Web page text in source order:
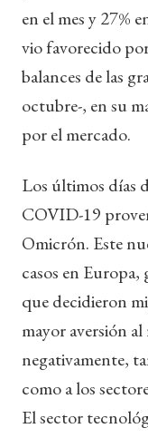
en el mes y 27%
vio favorecido
balances de las
octubre-, en su
por el mercado.
Los últimos días
COVID-19
Omicrón. Este
casos en
que decidieron
mayor aversión
negativamente,
como a los
El sector